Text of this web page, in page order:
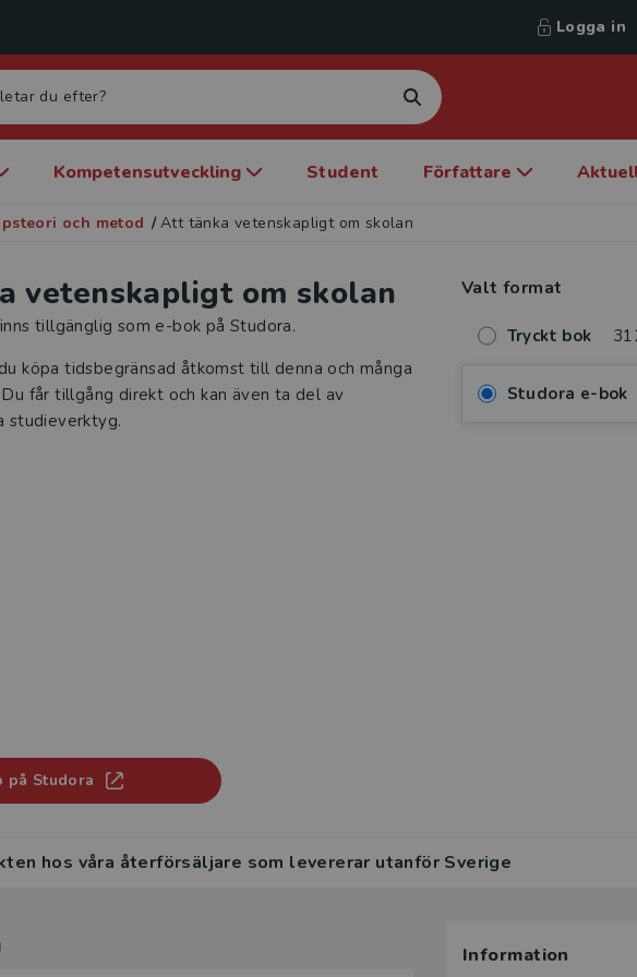
Logga in
Kompetensutveckling Student Författare
och metod / Att tänka vetenskapligt om skolan
vetenskapligt om skolan
tillgänglig som e-bok på Studora.
köpa tidsbegränsad åtkomst till denna och många
får tillgång direkt och kan även ta del av
studieverktyg.
på Studora
Valt format
Tryckt bok
Studora e-bok
hos våra återförsäljare som levererar utanför Sverige
Information